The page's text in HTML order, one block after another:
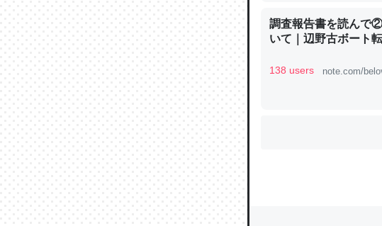
─たまにLINEするくらい
た｜tayorini by LIFULL介護
きる。一生で親と会
調査報告書を読んで
いて｜辺野古ボート
138 users note.com/